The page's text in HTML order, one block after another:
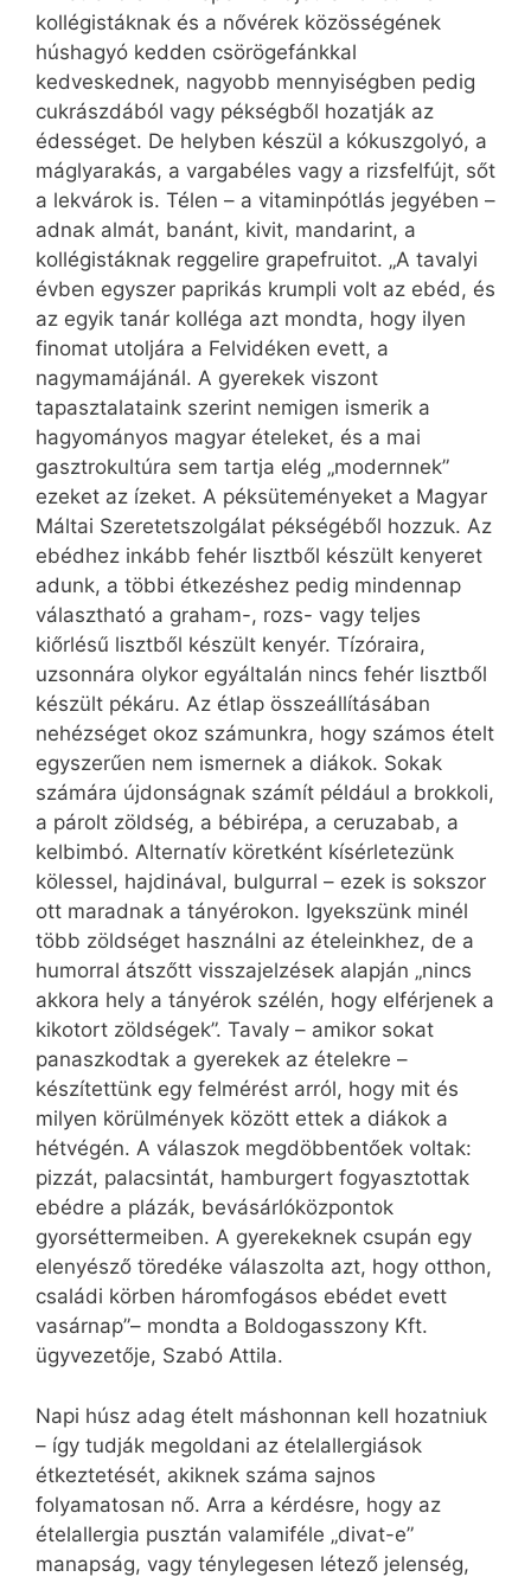
kollégistáknak és a nővérek közösségének
húshagyó kedden csörögefánkkal
kedveskednek, nagyobb mennyiségben pedig
cukrászdából vagy pékségből hozatják az
édességet. De helyben készül a kókusz­golyó, a
máglyarakás, a vargabéles vagy a rizsfelfújt, sőt
a lekvárok is. Télen – a vitaminpótlás jegyében –
adnak almát, banánt, kivit, mandarint, a
kollégistáknak reggelire ­grapefruitot. „A tavalyi
évben egyszer paprikás krumpli volt az ebéd, és
az egyik tanár kolléga azt mondta, hogy ilyen
finomat utoljára a Felvidéken evett, a
nagymamájánál. A gyerekek viszont
tapasztalataink szerint nemigen ismerik a
hagyományos magyar ételeket, és a mai
gasztrokultúra sem tartja elég „modernnek”
ezeket az ízeket. A péksüteményeket a Magyar
Máltai Szeretetszolgálat pékségéből hozzuk. Az
ebédhez inkább fehér lisztből készült kenyeret
adunk, a többi étkezéshez pedig mindennap
választható a graham-, rozs- vagy teljes
kiőrlésű lisztből készült kenyér. Tízóraira,
uzsonnára olykor egyáltalán nincs fehér lisztből
készült pékáru. Az étlap összeállításában
nehézséget okoz számunkra, hogy számos ételt
egyszerűen nem ismernek a diákok. Sokak
számára újdonságnak számít például a brokkoli,
a párolt zöldség, a bébirépa, a ceruzabab, a
kelbimbó. Alternatív köretként kísérletezünk
kölessel, hajdinával, bulgurral – ezek is sokszor
ott maradnak a tányérokon. Igyekszünk minél
több zöldséget használni az ételeinkhez, de a
humorral átszőtt visszajelzések alapján „nincs
akkora hely a tányérok szélén, hogy elférjenek a
kikotort zöldségek”. Tavaly – amikor sokat
panaszkodtak a gyerekek az ételekre –
készítettünk egy felmérést arról, hogy mit és
milyen körülmények között ettek a diákok a
hétvégén. A válaszok megdöbbentőek voltak:
pizzát, palacsintát, hamburgert fogyasztottak
ebédre a plázák, bevásárlóközpontok
gyorséttermeiben. A gyerekeknek csupán egy
elenyésző töredéke válaszolta azt, hogy otthon,
családi körben háromfogásos ebédet evett
vasárnap”– mondta a Boldogasszony Kft.
ügyvezetője, Szabó Attila.
Napi húsz adag ételt máshonnan kell hozatniuk
– így tudják megoldani az ételallergiások
étkeztetését, akiknek száma sajnos
folyamatosan nő. Arra a kérdésre, hogy az
ételallergia pusztán valamiféle „divat-e”
manapság, vagy ténylegesen létező jelenség,